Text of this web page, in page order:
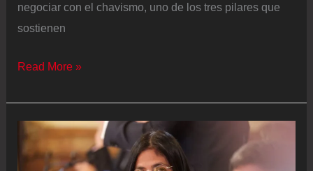
negociar con el chavismo, uno de los tres pilares que
sostienen
Diosdado
descarta
negociación
Read More »